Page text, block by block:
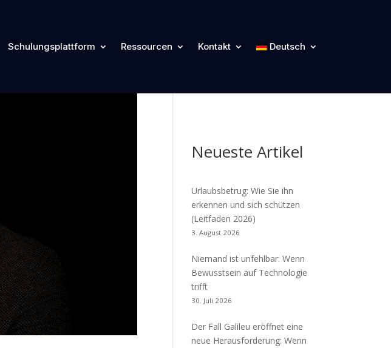
Schulungsplattform Ressourcen Kontakt Deutsch
Kategorien
Neueste Artikel
Urlaubsbetrug: Wie Sie ihn
erkennen und sich schützen
(Leitfaden 2026)
3. August 2026
Niemand ist unfehlbar: Wenn
Bewusstsein auf Technologie
trifft
30. Juli 2026
Der Fall Galileu eröffnet eine
neue Herausforderung: Wenn